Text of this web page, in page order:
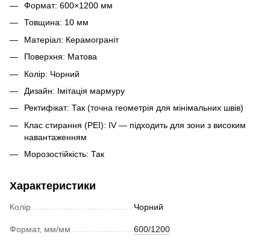
Формат: 600×1200 мм
Товщина: 10 мм
Матеріал: Керамограніт
Поверхня: Матова
Колір: Чорний
Дизайн: Імітація мармуру
Ректифікат: Так (точна геометрія для мінімальних швів)
Клас стирання (PEI): IV — підходить для зони з високим
навантаженням
Морозостійкість: Так
Характеристики
Колір Чорний
Формат, мм/мм 600/1200